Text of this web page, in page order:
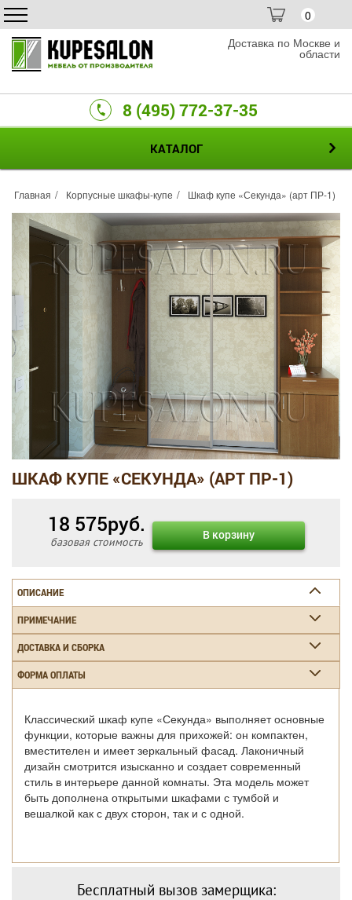
0
Доставка по Москве и
области
8 (495) 772-37-35
КАТАЛОГ
Главная Корпусные шкафы-купе Шкаф купе «Секунда» (арт ПР-1)
ШКАФ КУПЕ «СЕКУНДА» (АРТ ПР-1)
18 575руб.
базовая стоимость В корзину
ОПИСАНИЕ
ПРИМЕЧАНИЕ
ДОСТАВКА И СБОРКА
ФОРМА ОПЛАТЫ
Классический шкаф купе «Секунда» выполняет основные
функции, которые важны для прихожей: он компактен,
вместителен и имеет зеркальный фасад. Лаконичный
дизайн смотрится изысканно и создает современный
стиль в интерьере данной комнаты. Эта модель может
быть дополнена открытыми шкафами с тумбой и
вешалкой как с двух сторон, так и с одной.
Бесплатный вызов замерщика: